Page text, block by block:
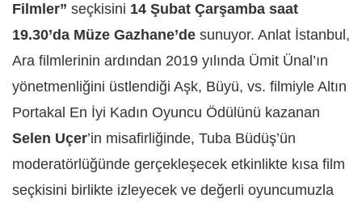
Filmler” seçkisini 14 Şubat Çarşamba saat
19.30’da Müze Gazhane’de sunuyor. Anlat İstanbul,
Ara filmlerinin ardından 2019 yılında Ümit Ünal’ın
yönetmenliğini üstlendiği Aşk, Büyü, vs. filmiyle Altın
Portakal En İyi Kadın Oyuncu Ödülünü kazanan
Selen Uçer’in misafirliğinde, Tuba Büdüş’ün
moderatörlüğünde gerçekleşecek etkinlikte kısa film
seçkisini birlikte izleyecek ve değerli oyuncumuzla